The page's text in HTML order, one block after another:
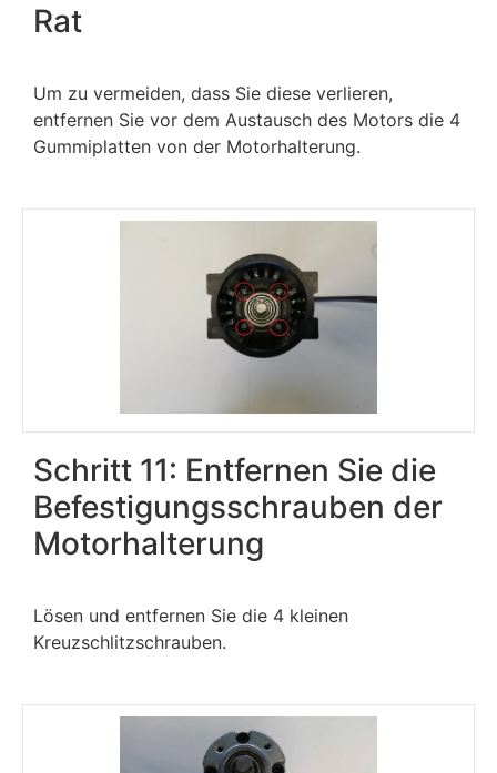
Rat
Um zu vermeiden, dass Sie diese verlieren,
entfernen Sie vor dem Austausch des Motors die 4
Gummiplatten von der Motorhalterung.
Schritt 11: Entfernen Sie die
Befestigungsschrauben der
Motorhalterung
Lösen und entfernen Sie die 4 kleinen
Kreuzschlitzschrauben.